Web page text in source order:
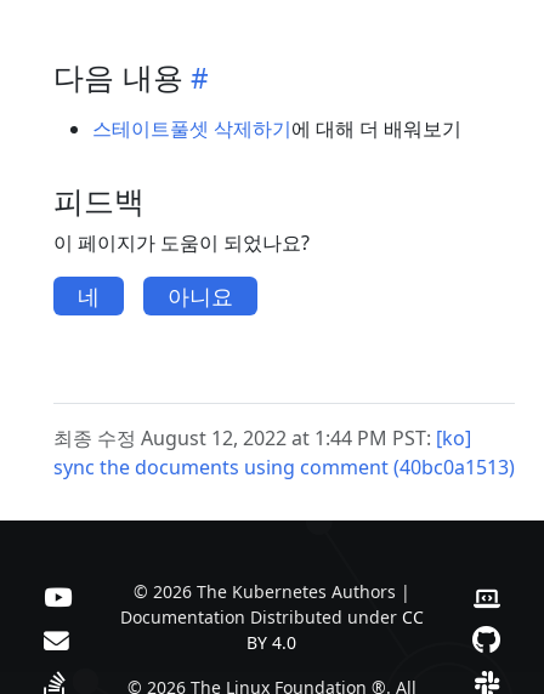
다음 내용
스테이트풀셋 삭제하기에 대해 더 배워보기
피드백
이 페이지가 도움이 되었나요?
네 아니요
최종 수정 August 12, 2022 at 1:44 PM PST: [ko]
sync the documents using comment (40bc0a1513)
© 2026 The Kubernetes Authors |
Documentation Distributed under CC
BY 4.0
© 2026 The Linux Foundation ®. All